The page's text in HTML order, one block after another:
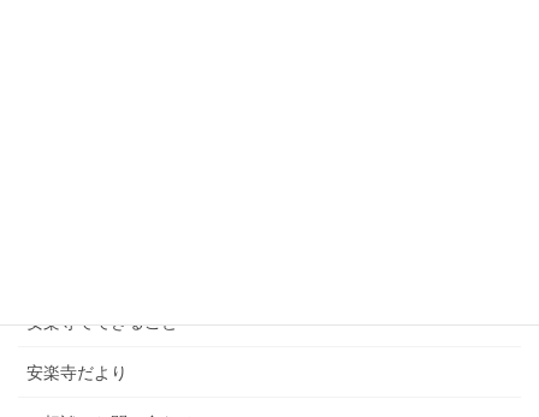
安楽寺でできること
安楽寺だより